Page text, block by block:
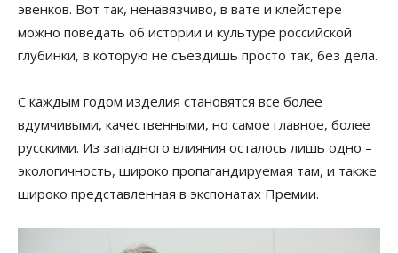
эвенков. Вот так, ненавязчиво, в вате и клейстере
можно поведать об истории и культуре российской
глубинки, в которую не съездишь просто так, без дела.
С каждым годом изделия становятся все более
вдумчивыми, качественными, но самое главное, более
русскими. Из западного влияния осталось лишь одно –
экологичность, широко пропагандируемая там, и также
широко представленная в экспонатах Премии.